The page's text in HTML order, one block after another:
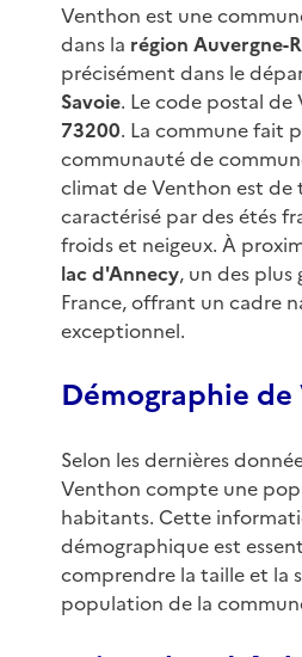
Venthon est une
dans la région Auvergne-
précisément dans le
Savoie. Le code postal de
73200. La commune fait
communauté de
climat de Venthon est
caractérisé par des étés
froids et neigeux. À
lac d'Annecy, un des plus
France, offrant un cadre
exceptionnel.
Démographie
Selon les dernières
Venthon compte une
habitants. Cette
démographique est
comprendre la taille et la
population de la